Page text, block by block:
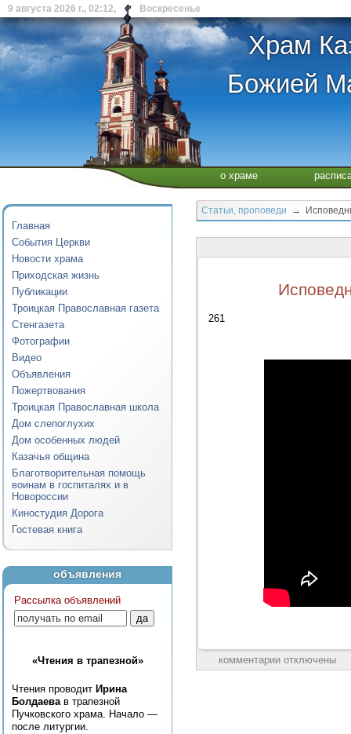
9 августа 2026 г., 02:12, Воскресенье
Храм
Божией
о храме
Главная
События Церкви
Новости храма
Приходская жизнь
Публикации
Троицкая Православная газета
Стенгазета
Фотографии
Видео
Объявления
Пожертвования
Троицкая Православная школа
Дом слепоглухих
Дом особенных людей
Казачья община
Благотворительная помощь
воинам в госпиталях и в
Новороссии
Киностудия Дорога
Гостевая книга
объявления
Рассылка объявлений
«Чтения в трапезной»
Чтения проводит Ирина
Болдаева в трапезной
Пучковского храма. Начало —
после литургии.
Статьи, проповеди →
261
комментарии отключены